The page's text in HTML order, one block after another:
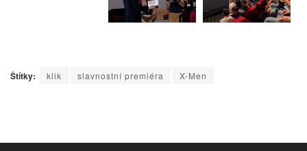
Štítky: klik slavnostní premiéra X-Men